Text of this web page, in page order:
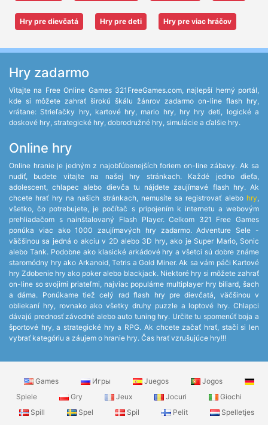
Hry pre dievčatá Hry pre deti Hry pre viac hráčov
Hry zadarmo
Vitajte na Free Online Games 321FreeGames.com, najlepší herný portál,
kde si môžete zahrať širokú škálu žánrov zadarmo on-line flash hry,
vrátane: Strieľačky hry, kartové hry, mario hry, hry hry deti, logické a
doskové hry, strategické hry, dobrodružné hry, simulácie a ďalšie hry.
Online hry
Online hranie je jedným z najobľúbenejších foriem on-line zábavy. Ak sa
nudiť, budete vitajte na našej hry stránkach. Každé jedno dieťa,
adolescent, chlapec alebo dievča tu nájdete zaujímavé flash hry. Ak
chcete hrať hry na našich stránkach, nemusíte sa registrovať alebo hry,
všetko, čo potrebujete, je počítač s pripojením k internetu a webovým
prehliadačom s nainštalovaný Flash Player. Celkom 321 Free Games
ponúka viac ako 1000 zaujímavých hry zadarmo. Adventure Sele -
väčšinou sa jedná o akciu v 2D alebo 3D hry, ako je Super Mario, Sonic
alebo Tank. Podobne ako klasické arkádové hry a všetci sú dobre známe
staromódny hry ako Arkanoid, Tetris a Gold Miner. Ak sa vám páči Kartové
hry Zdobenie hry ako poker alebo blackjack. Niektoré hry si môžete zahrať
on-line so svojimi priateľmi, najviac populárne multiplayer hry biliard, šach
a dáma. Ponúkame tiež celý rad flash hry pre dievčatá, väčšinou v
obliekaní hry, rovnako ako všetky druhy puzzle a loptové hry. Chlapci
dávajú prednosť závodné alebo auto tuning hry. Určite tu spomenúť boja a
športové hry, a strategické hry a RPG. Ak chcete začať hrať, stačí si len
vybrať kategóriu a záujem o hranie hry. Čas hrať vzrušujúce hry!!!
Games Игры Juegos
Jogos
Spiele
Gry Jeux Jocuri
Giochi
Spill
Spel Spil Pelit
Spelletjes